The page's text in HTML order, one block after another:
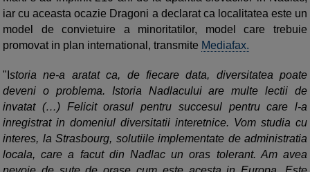
iar cu aceasta ocazie Dragoni a declarat ca localitatea este un
model de convietuire a minoritatilor, model care trebuie
promovat in plan international, transmite Mediafax.
"I storia ne-a aratat ca, de fiecare data, diversitatea poate
deveni o problema. Istoria Nadlacului are multe lectii de
invatat (…) Felicit orasul pentru succesul pentru care l-a
inregistrat in domeniul diversitatii interetnice. Vom studia cu
interes, la Strasbourg, solutiile implementate de administratia
locala, care a facut din Nadlac un oras tolerant. Am avea